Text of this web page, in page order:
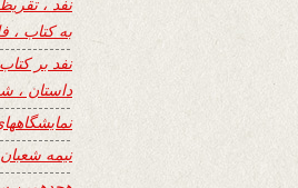
به کتاب ،
نفد بر
داستان ،
نیمه شعبان